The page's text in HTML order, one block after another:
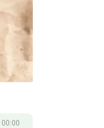
00:00